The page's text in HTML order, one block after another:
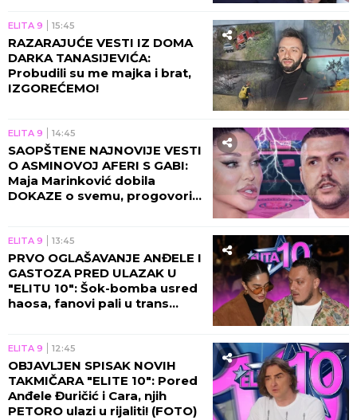
ELITA 9 15:45
RAZARAJUĆE VESTI IZ DOMA
DARKA TANASIJEVIĆA:
Probudili su me majka i brat,
IZGOREĆEMO!
ELITA 9 14:45
SAOPŠTENE NAJNOVIJE VESTI
O ASMINOVOJ AFERI S GABI:
Maja Marinković dobila
DOKAZE o svemu, progovorila
ELITA 9 13:45
PRVO OGLAŠAVANJE ANĐELE I
GASTOZA PRED ULAZAK U
"ELITU 10": Šok-bomba usred
haosa, fanovi pali u trans
ELITA 9 12:45
OBJAVLJEN SPISAK NOVIH
TAKMIČARA "ELITE 10": Pored
Anđele Đuričić i Cara, njih
PETORO ulazi u rijaliti! (FOTO)